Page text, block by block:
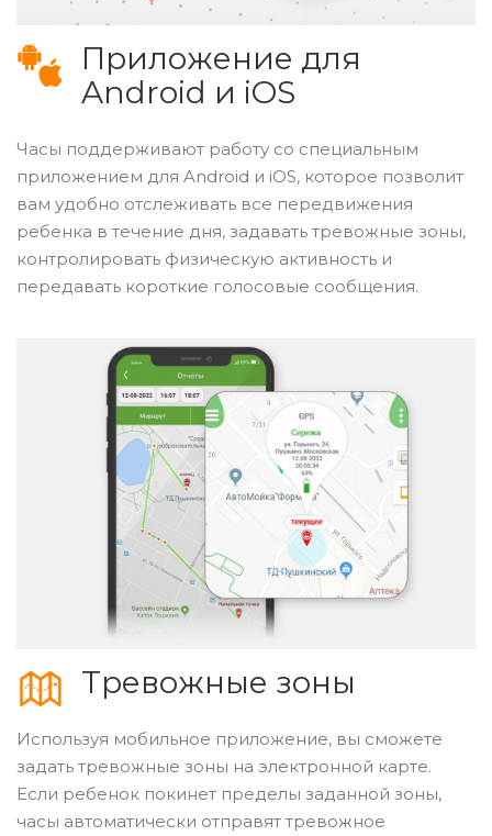
Приложение для
Android и iOS
Часы поддерживают работу со специальным
приложением для Android и iOS, которое позволит
вам удобно отслеживать все передвижения
ребенка в течение дня, задавать тревожные зоны,
контролировать физическую активность и
передавать короткие голосовые сообщения.
Тревожные зоны
Используя мобильное приложение, вы сможете
задать тревожные зоны на электронной карте.
Если ребенок покинет пределы заданной зоны,
часы автоматически отправят тревожное